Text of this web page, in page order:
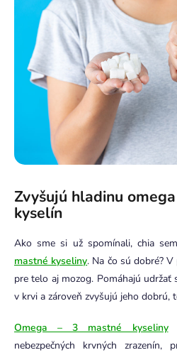
Zvyšujú hladinu
kyselín
Ako sme si už spomínali, chia
mastné kyseliny. Na čo sú dobré?
pre telo aj mozog. Pomáhajú
v krvi a zároveň zvyšujú jeho dobrú,
Omega – 3 mastné kyseliny
nebezpečných krvných zrazenín,